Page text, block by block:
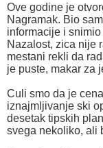
Ove godine je
Nagramak. Bio
informacije i
Nazalost, zica nije
mestani rekli da
je puste, makar za
Culi smo da je
iznajmljivanje ski
desetak tipskih
svega nekoliko, ali